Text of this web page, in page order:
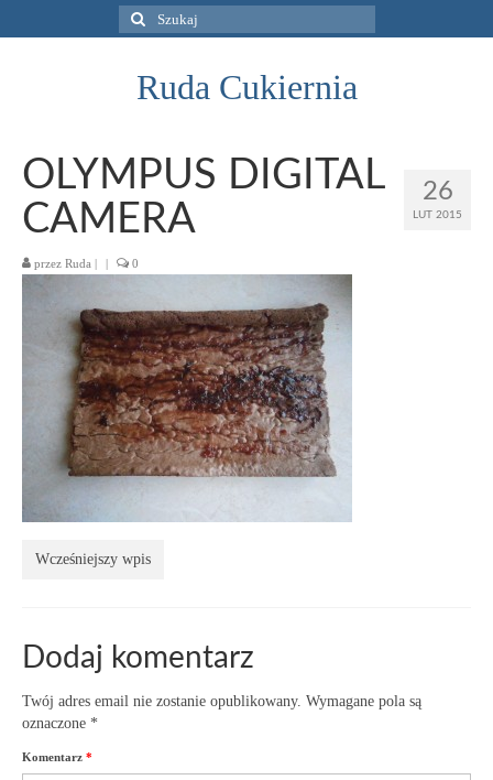
Szuklaj
w:
Ruda Cukiernia
26
LUT 2015
OLYMPUS DIGITAL
CAMERA
przez Ruda | | 0
Wcześniejszy wpis
Dodaj komentarz
Twój adres email nie zostanie opublikowany. Wymagane pola są
oznaczone *
Komentarz *